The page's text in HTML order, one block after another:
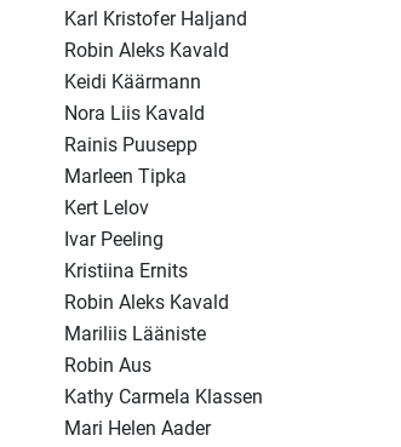
Karl Kristofer Haljand
Robin Aleks Kavald
Keidi Käärmann
Nora Liis Kavald
Rainis Puusepp
Marleen Tipka
Kert Lelov
Ivar Peeling
Kristiina Ernits
Robin Aleks Kavald
Mariliis Lääniste
Robin Aus
Kathy Carmela Klassen
Mari Helen Aader